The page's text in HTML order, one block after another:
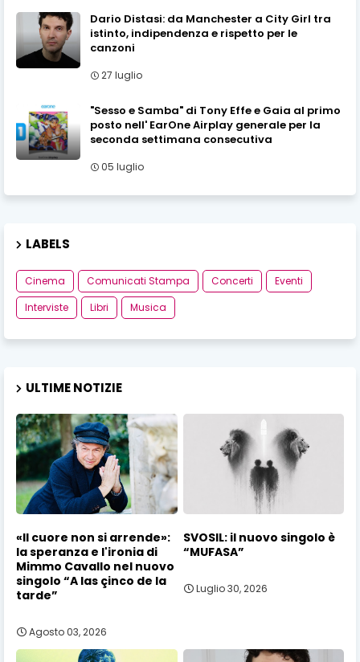
Dario Distasi: da Manchester a City Girl tra
istinto, indipendenza e rispetto per le
canzoni
27 luglio
"Sesso e Samba" di Tony Effe e Gaia al primo
posto nell' EarOne Airplay generale per la
seconda settimana consecutiva
05 luglio
LABELS
Cinema Comunicati Stampa Concerti
Eventi
Interviste
Libri Musica
ULTIME NOTIZIE
«Il cuore non si arrende»:
la speranza e l'ironia di
Mimmo Cavallo nel nuovo
singolo “A las çinco de la
tarde”
Agosto 03, 2026
SVOSIL: il nuovo singolo è
“MUFASA”
Luglio 30, 2026